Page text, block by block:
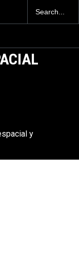
la Armada de México
y